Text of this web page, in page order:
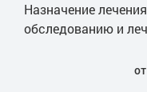
Массаж простаты
Массаж уретры
Оперативное
Назначение
обследованию и